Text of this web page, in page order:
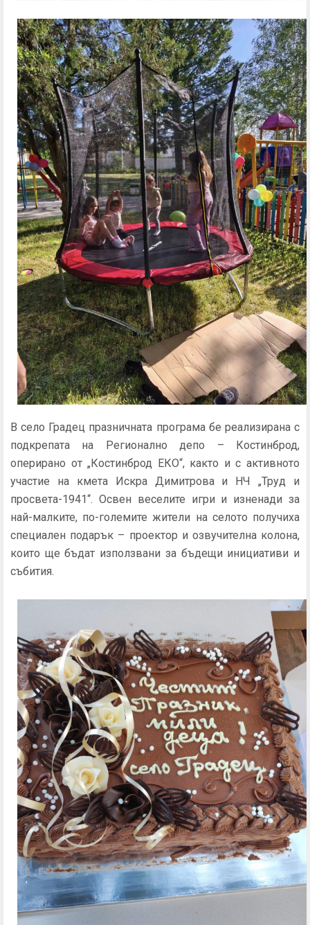
В село Градец празничната програма бе реализирана с
подкрепата на Регионално депо – Костинброд,
оперирано от „Костинброд ЕКО“, както и с активното
участие на кмета Искра Димитрова и НЧ „Труд и
просвета-1941“. Освен веселите игри и изненади за
най-малките, по-големите жители на селото получиха
специален подарък – проектор и озвучителна колона,
които ще бъдат използвани за бъдещи инициативи и
събития.